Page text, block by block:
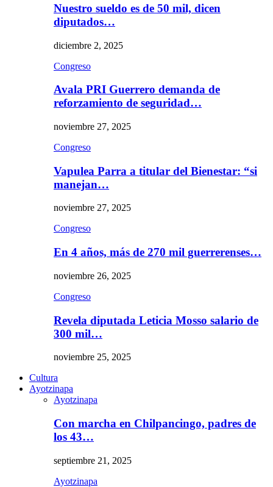
Nuestro sueldo es de 50 mil, dicen
diputados…
diciembre 2, 2025
Congreso
Avala PRI Guerrero demanda de
reforzamiento de seguridad…
noviembre 27, 2025
Congreso
Vapulea Parra a titular del Bienestar: “si
manejan…
noviembre 27, 2025
Congreso
En 4 años, más de 270 mil guerrerenses…
noviembre 26, 2025
Congreso
Revela diputada Leticia Mosso salario de
300 mil…
noviembre 25, 2025
Cultura
Ayotzinapa
Ayotzinapa
Con marcha en Chilpancingo, padres de
los 43…
septiembre 21, 2025
Ayotzinapa